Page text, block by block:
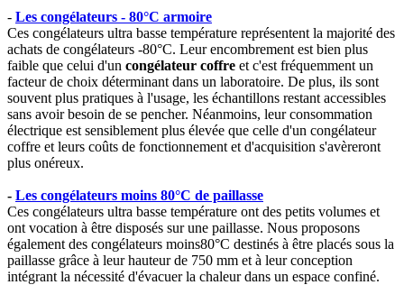
- Les congélateurs - 80°C armoire
Ces congélateurs ultra basse température représentent la majorité des
achats de congélateurs -80°C. Leur encombrement est bien plus
faible que celui d'un congélateur coffre et c'est fréquemment un
facteur de choix déterminant dans un laboratoire. De plus, ils sont
souvent plus pratiques à l'usage, les échantillons restant accessibles
sans avoir besoin de se pencher. Néanmoins, leur consommation
électrique est sensiblement plus élevée que celle d'un congélateur
coffre et leurs coûts de fonctionnement et d'acquisition s'avèreront
plus onéreux.
- Les congélateurs moins 80°C de paillasse
Ces congélateurs ultra basse température ont des petits volumes et
ont vocation à être disposés sur une paillasse. Nous proposons
également des congélateurs moins80°C destinés à être placés sous la
paillasse grâce à leur hauteur de 750 mm et à leur conception
intégrant la nécessité d'évacuer la chaleur dans un espace confiné.